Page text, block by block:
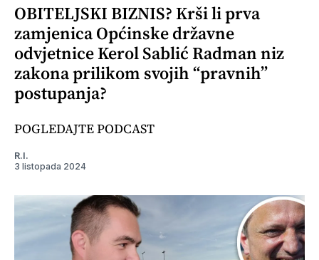
OBITELJSKI BIZNIS? Krši li prva
zamjenica Općinske državne
odvjetnice Kerol Sablić Radman niz
zakona prilikom svojih “pravnih”
postupanja?
POGLEDAJTE PODCAST
R.I.
3 listopada 2024